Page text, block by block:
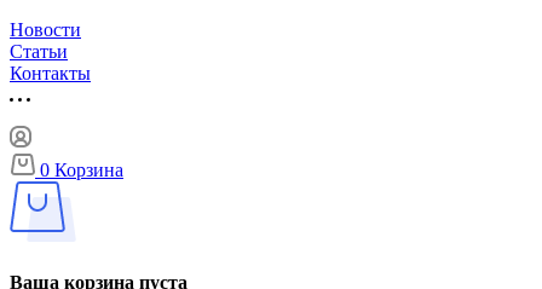
Новости
Статьи
Контакты
0 Корзина
Ваша корзина пуста